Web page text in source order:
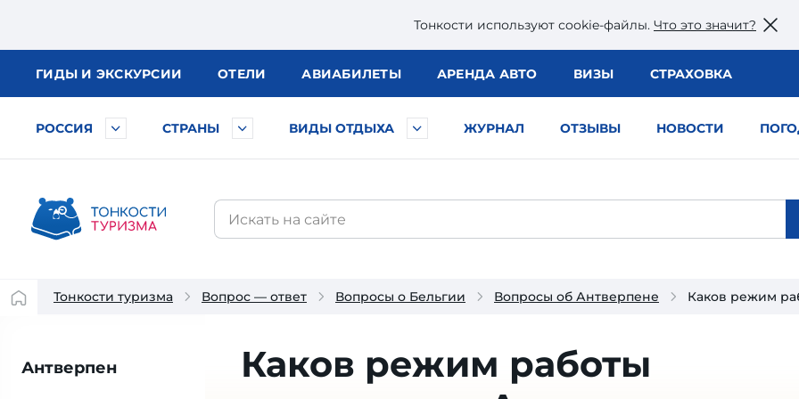
Тонкости используют сookie-файлы. Что это значит?
ГИДЫ И ЭКСКУРСИИ ОТЕЛИ АВИАБИЛЕТЫ АРЕНДА АВТО ВИЗЫ СТРАХОВКА
РОССИЯ СТРАНЫ ВИДЫ ОТДЫХА ЖУРНАЛ ОТЗЫВЫ НОВОСТИ
Тонкости туризма Вопрос — ответ Вопросы о Бельгии Вопросы об Антверпене Каков режим
Антверпен
Каков режим работы